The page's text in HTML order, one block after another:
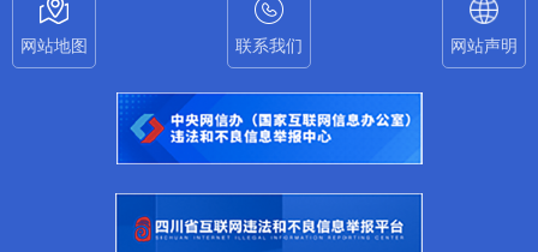
网站地图 联系我们 网站声明